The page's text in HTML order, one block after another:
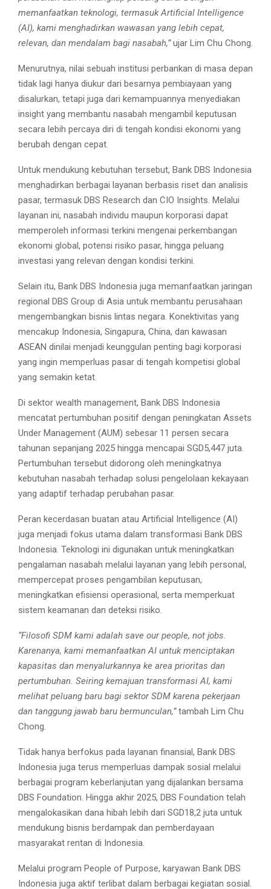
memanfaatkan teknologi, termasuk Artificial Intelligence
(AI), kami menghadirkan wawasan yang lebih cepat,
relevan, dan mendalam bagi nasabah,”ujar Lim Chu Chong.
Menurutnya, nilai sebuah institusi perbankan di masa depan
tidak lagi hanya diukur dari besarnya pembiayaan yang
disalurkan, tetapi juga dari kemampuannya menyediakan
insight yang membantu nasabah mengambil keputusan
secara lebih percaya diri di tengah kondisi ekonomi yang
berubah dengan cepat.
Untuk mendukung kebutuhan tersebut, Bank DBS Indonesia
menghadirkan berbagai layanan berbasis riset dan analisis
pasar, termasuk DBS Research dan CIO Insights. Melalui
layanan ini, nasabah individu maupun korporasi dapat
memperoleh informasi terkini mengenai perkembangan
ekonomi global, potensi risiko pasar, hingga peluang
investasi yang relevan dengan kondisi terkini.
Selain itu, Bank DBS Indonesia juga memanfaatkan jaringan
regional DBS Group di Asia untuk membantu perusahaan
mengembangkan bisnis lintas negara. Konektivitas yang
mencakup Indonesia, Singapura, China, dan kawasan
ASEAN dinilai menjadi keunggulan penting bagi korporasi
yang ingin memperluas pasar di tengah kompetisi global
yang semakin ketat.
Di sektor wealth management, Bank DBS Indonesia
mencatat pertumbuhan positif dengan peningkatan Assets
Under Management (AUM) sebesar 11 persen secara
tahunan sepanjang 2025 hingga mencapai SGD5,447 juta.
Pertumbuhan tersebut didorong oleh meningkatnya
kebutuhan nasabah terhadap solusi pengelolaan kekayaan
yang adaptif terhadap perubahan pasar.
Peran kecerdasan buatan atau Artificial Intelligence (AI)
juga menjadi fokus utama dalam transformasi Bank DBS
Indonesia. Teknologi ini digunakan untuk meningkatkan
pengalaman nasabah melalui layanan yang lebih personal,
mempercepat proses pengambilan keputusan,
meningkatkan efisiensi operasional, serta memperkuat
sistem keamanan dan deteksi risiko.
“Filosofi SDM kami adalah save our people, not jobs.
Karenanya, kami memanfaatkan AI untuk menciptakan
kapasitas dan menyalurkannya ke area prioritas dan
pertumbuhan. Seiring kemajuan transformasi AI, kami
melihat peluang baru bagi sektor SDM karena pekerjaan
dan tanggung jawab baru bermunculan,”tambah Lim Chu
Chong.
Tidak hanya berfokus pada layanan finansial, Bank DBS
Indonesia juga terus memperluas dampak sosial melalui
berbagai program keberlanjutan yang dijalankan bersama
DBS Foundation. Hingga akhir 2025, DBS Foundation telah
mengalokasikan dana hibah lebih dari SGD18,2 juta untuk
mendukung bisnis berdampak dan pemberdayaan
masyarakat rentan di Indonesia.
Melalui program People of Purpose, karyawan Bank DBS
Indonesia juga aktif terlibat dalam berbagai kegiatan sosial.